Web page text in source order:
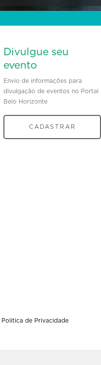
Divulgue seu
evento
Envio de informações para
divulgação de eventos no Portal
Belo Horizonte
CADASTRAR
Politica de Privacidade